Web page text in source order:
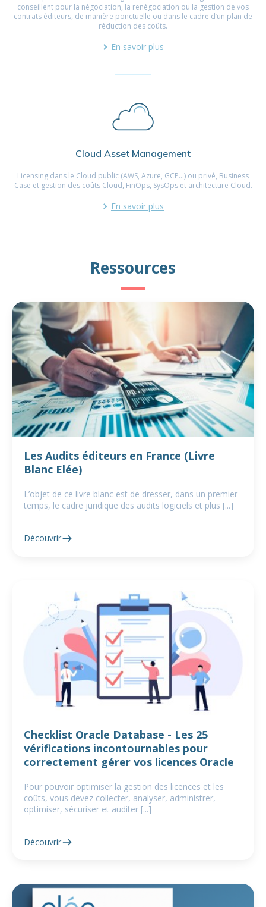
conseillent pour la négociation, la renégociation ou la gestion de vos
contrats éditeurs, de manière ponctuelle ou dans le cadre d’un plan de
réduction des coûts.
En savoir plus
Cloud Asset Management
Licensing dans le Cloud public (AWS, Azure, GCP…) ou privé, Business
Case et gestion des coûts Cloud, FinOps, SysOps et architecture Cloud.
En savoir plus
Ressources
Les Audits éditeurs en France (Livre
Blanc Elée)
L’objet de ce livre blanc est de dresser, dans un premier
temps, le cadre juridique des audits logiciels et plus [...]
Découvrir
Checklist Oracle Database - Les 25
vérifications incontournables pour
correctement gérer vos licences Oracle
Pour pouvoir optimiser la gestion des licences et les
coûts, vous devez collecter, analyser, administrer,
optimiser, sécuriser et auditer [...]
Découvrir